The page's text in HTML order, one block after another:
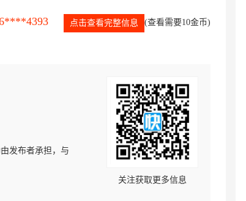
点击查看完整信息 (查看需要10金币)
发布者承担，与
关注获取更多信息